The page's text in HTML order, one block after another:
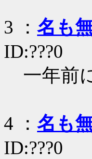
3 ： 名も
ID:???0
一年前
4 ： 名も
ID:???0